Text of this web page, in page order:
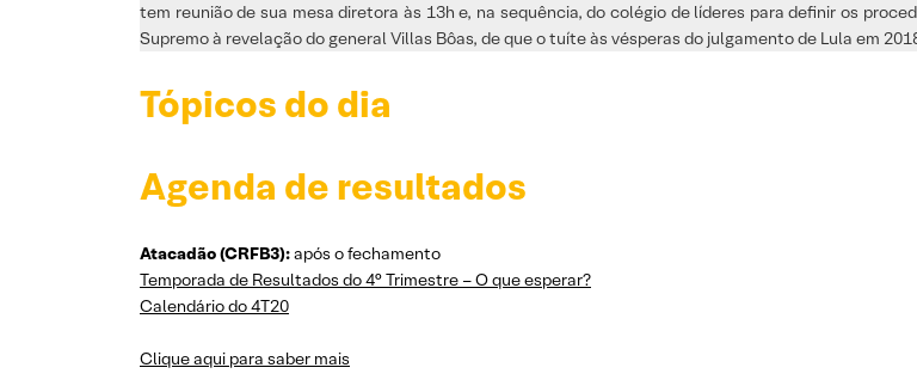
tem reunião de sua mesa diretora às 13h e, na sequência, do colégio de líderes para definir os
Supremo à revelação do general Villas Bôas, de que o tuíte às vésperas do julgamento de Lula em
Tópicos do dia
Agenda de resultados
Atacadão (CRFB3):após o fechamento
Temporada de Resultados do 4° Trimestre – O que esperar?
Calendário do 4T20
Clique aqui para saber mais